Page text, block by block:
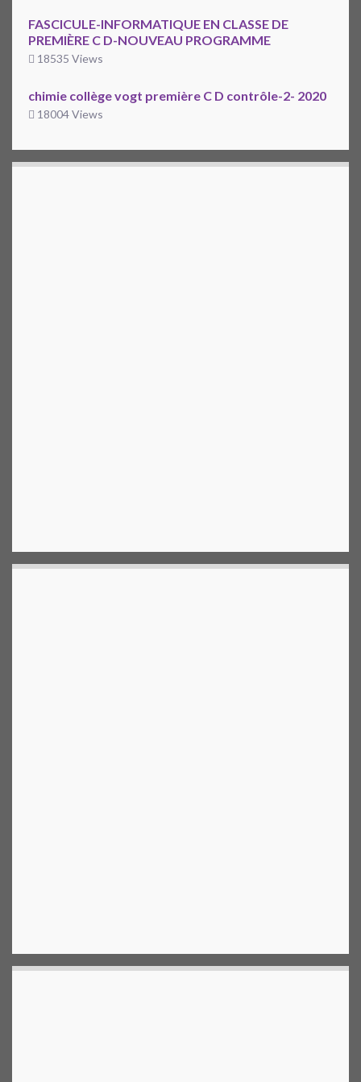
FASCICULE-INFORMATIQUE EN CLASSE DE
PREMIÈRE C D-NOUVEAU PROGRAMME
18535 Views
chimie collège vogt première C D contrôle-2- 2020
18004 Views